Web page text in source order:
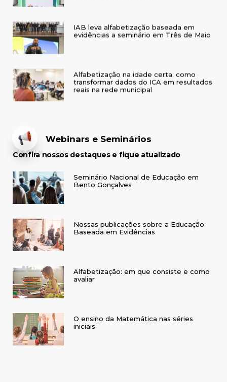
evidências a seminário em Três de Maio
transformar dados do ICA em resultados
reais na rede municipal
Webinars e Seminários
Confira nossos destaques e fique atualizado
Seminário Nacional de Educação em
Bento Gonçalves
Nossas publicações sobre a Educação
Baseada em Evidências
Alfabetização: em que consiste e como
avaliar
O ensino da Matemática nas séries
iniciais